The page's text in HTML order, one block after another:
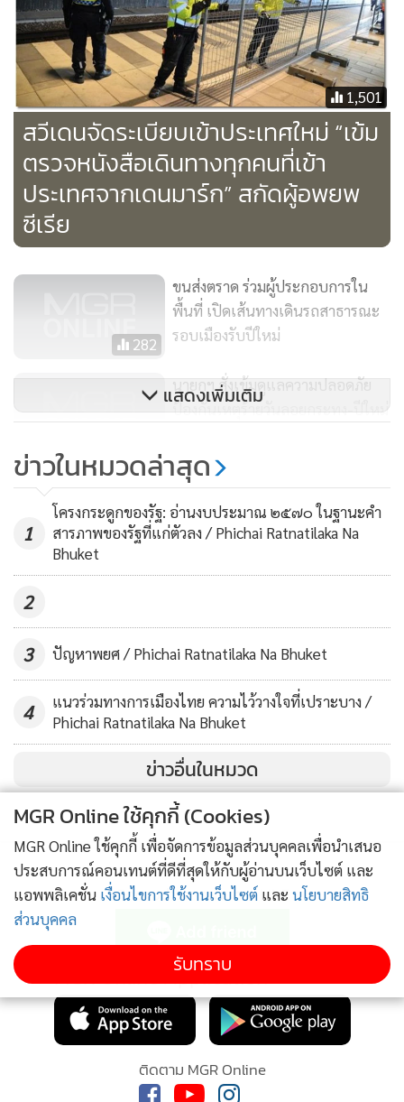
หมดใจว่า พฤติกรรมและการกระทำของมนุษย์ถูกกำหนดหรือ
บงการโดยระบบแต่เพียงอย่างเดียว
การที่ระบบย่อยใดระบบย่อยหนึ่งสามารถดำรงอยู่ได้ในช่วงเวลา
หนึ่งของประวัติศาสตร์มนุษย์ ก็เพราะว่าเป้าประสงค์และกลไก
ส่วนใหญ่ของระบบมีความสอดคล้องกับเจตจำนงของคนส่วน
ใหญ่ที่มีส่วนได้ส่วนเสียกับระบบย่อยนั้น กล่าวอีกนัยหนึ่งคือ
มนุษย์สร้างระบบ จากนั้นระบบกำหนดกรอบการกระทำของ
มนุษย์ และการกระทำของมนุษย์ตามกรอบที่ระบบกำหนดก็จะ
ทำให้ระบบนั้นมีความแข็งแกร่งยิ่งขึ้น
แล้วความเปลี่ยนแปลงของระบบและเจตจำนงของมนุษย์เกิดขึ้น
ได้อย่างไร ผมคิดว่าการเปลี่ยนแปลงระบบมีที่มาอย่างน้อย 4
เงื่อนไขหลัก
ประการแรกคือบุคคลที่อยู่ภายในระบบเกิดการตระหนักรู้ด้วย
ตนเองว่า ระบบเดิมไม่อาจตอบสนองความปรารถนาและความ
ต้องการของตนหรือพวกของตนเองได้อีกต่อไป พวกเขาจึง
พยายามคิดปรับปรุงเปลี่ยนแปลงระบบเพื่อให้มีประสิทธิภาพใน
การตอบสนองความต้องการอีกครั้ง
สมาชิกของระบบคิดอะไรใหม่ๆบางอย่างขึ้นมาด้วยตนเอง และ
คิดว่าสิ่งนั้นน่าจะดีกว่าเดิม พวกเขาจึงพยายามนำสิ่งที่ตนเองคิด
ไปปฏิบัติในการปรับเปลี่ยนระบบ
ประการที่สามมาจากการที่สมาชิกของระบบได้รับความคิดหรือ
สิ่งใหม่ๆมาจากภายนอก ซึ่งอาจมาจากระบบอื่นหรือสังคมอื่นๆ
1,501
สวีเดนจัดระเบียบเข้าประเทศใหม่ “เข้ม
ตรวจหนังสือเดินทางทุกคนที่เข้า
ประเทศจากเดนมาร์ก” สกัดผู้อพยพ
ซีเรีย
282
ขนส่งตราด ร่วมผู้ประกอบการใน
พื้นที่ เปิดเส้นทางเดินรถสาธารณะ
รอบเมืองรับปีใหม่
นายกฯ สั่งเข้มดูแลความปลอดภัย
ป้องกันเหตุร้ายวันลอยกระทง-ปีใหม่
104
ทสภ.จัดตั้งศูนย์อำนวยความสะดวก
ให้บริการผู้โดยสารช่วงไฮซีซั่น
แสดงเพิ่มเติม
ข่าวในหมวดล่าสุด
1
โครงกระดูกของรัฐ: อ่านงบประมาณ ๒๕๗๐ ในฐานะคำ
สารภาพของรัฐที่แก่ตัวลง / Phichai Ratnatilaka Na
Bhuket
2
3 ปัญหาพยศ / Phichai Ratnatilaka Na Bhuket
4
แนวร่วมทางการเมืองไทย ความไว้วางใจที่เปราะบาง /
Phichai Ratnatilaka Na Bhuket
ข่าวอื่นในหมวด
ติดตามข่าวสารผ่านทาง LINE
MGR Online Application
ติดตาม MGR Online
MGR Online ใช้คุกกี้ (Cookies)
MGR Online ใช้คุกกี้ เพื่อจัดการข้อมูลส่วนบุคคลเพื่อนำเสนอ
ประสบการณ์คอนเทนต์ที่ดีที่สุดให้กับผู้อ่านบนเว็บไซต์ และ
แอพพลิเคชั่น เงื่อนไขการใช้งานเว็บไซต์ และ นโยบายสิทธิ
ส่วนบุคคล
รับทราบ